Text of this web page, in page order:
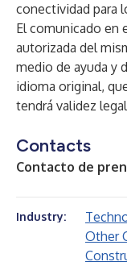
conectividad para
El comunicado en
autorizada del
medio de ayuda y
idioma original,
tendrá validez
Contacts
Contacto de
Industry:
Other